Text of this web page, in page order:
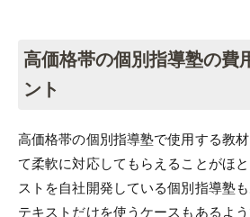
高価格帯の個別指導塾の費
ント
高価格帯の個別指導塾で使用する教
て柔軟に対応してもらえることがほ
ストを自社開発している個別指導塾
テキストだけを使うケースもあるよ